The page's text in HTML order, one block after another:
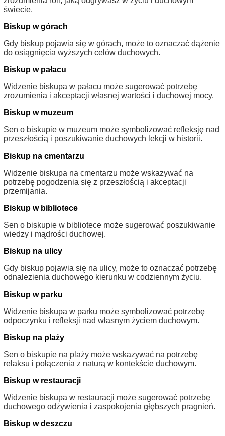
świecie.
Biskup w górach
Gdy biskup pojawia się w górach, może to oznaczać dążenie
do osiągnięcia wyższych celów duchowych.
Biskup w pałacu
Widzenie biskupa w pałacu może sugerować potrzebę
zrozumienia i akceptacji własnej wartości i duchowej mocy.
Biskup w muzeum
Sen o biskupie w muzeum może symbolizować refleksję nad
przeszłością i poszukiwanie duchowych lekcji w historii.
Biskup na cmentarzu
Widzenie biskupa na cmentarzu może wskazywać na
potrzebę pogodzenia się z przeszłością i akceptacji
przemijania.
Biskup w bibliotece
Sen o biskupie w bibliotece może sugerować poszukiwanie
wiedzy i mądrości duchowej.
Biskup na ulicy
Gdy biskup pojawia się na ulicy, może to oznaczać potrzebę
odnalezienia duchowego kierunku w codziennym życiu.
Biskup w parku
Widzenie biskupa w parku może symbolizować potrzebę
odpoczynku i refleksji nad własnym życiem duchowym.
Biskup na plaży
Sen o biskupie na plaży może wskazywać na potrzebę
relaksu i połączenia z naturą w kontekście duchowym.
Biskup w restauracji
Widzenie biskupa w restauracji może sugerować potrzebę
duchowego odżywienia i zaspokojenia głębszych pragnień.
Biskup w deszczu